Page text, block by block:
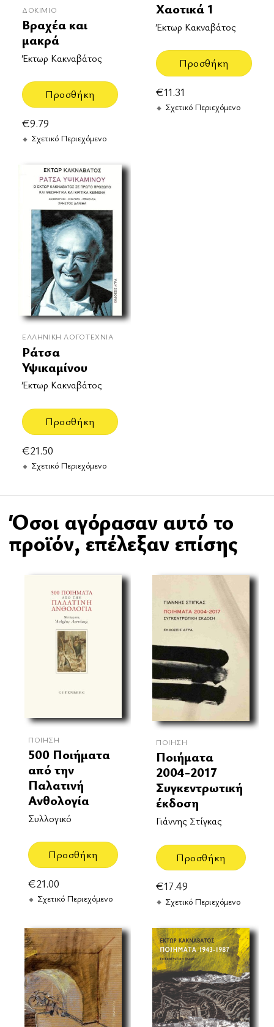
ΔΟΚΊΜΙΟ
Βραχέα και
μακρά
Έκτωρ Κακναβάτος
Προσθήκη
€9.79
Σχετικό Περιεχόμενο
Χαοτικά 1
Έκτωρ Κακναβάτος
Προσθήκη
€11.31
Σχετικό Περιεχόμενο
ΕΛΛΗΝΙΚΉ ΛΟΓΟΤΕΧΝΊΑ
Ράτσα
Υψικαμίνου
Έκτωρ Κακναβάτος
Προσθήκη
€21.50
Σχετικό Περιεχόμενο
Όσοι αγόρασαν αυτό το
προϊόν, επέλεξαν επίσης
ΠΟΊΗΣΗ
500 Ποιήματα
από την
Παλατινή
Ανθολογία
Συλλογικό
Προσθήκη
€21.00
Σχετικό Περιεχόμενο
ΠΟΊΗΣΗ
Ποιήματα
2004-2017
Συγκεντρωτική
έκδοση
Γιάννης Στίγκας
Προσθήκη
€17.49
Σχετικό Περιεχόμενο